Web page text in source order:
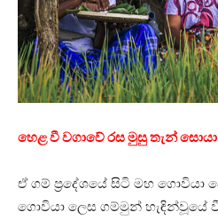
හෙළ වී වගාවේ රස මුසු තැන්
ඒ ගම් ප්‍රදේශයේ සිටි මහ
ගොවියා ලෙස ගම්මුන් හැඳින්වූයේ